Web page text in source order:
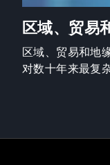
区域、贸易
区域、贸易和地
对数十年来最复